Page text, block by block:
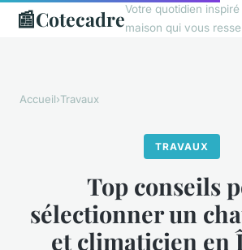
📰CotecadreVotre quotidien
maison qui vous
Accueil›Travaux
TRAVAUX
Top conseils
sélectionner un
et climaticien en